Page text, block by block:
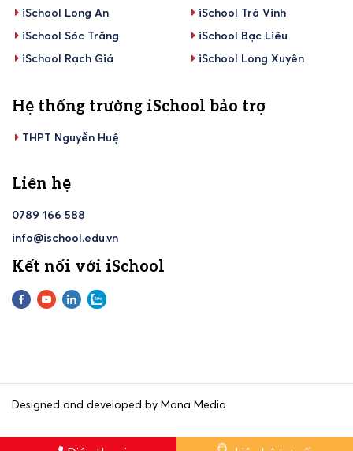
iSchool Long An
iSchool Trà Vinh
iSchool Sóc Trăng
iSchool Bạc Liêu
iSchool Rạch Giá
iSchool Long Xuyên
Hệ thống trường iSchool bảo trợ
THPT Nguyễn Huệ
Liên hệ
0789 166 588
info@ischool.edu.vn
Kết nối với iSchool
Designed and developed by Mona Media